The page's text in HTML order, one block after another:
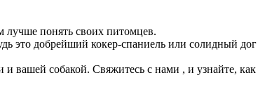
понять своих питомцев.
это добрейший кокер-спаниель или солидный
вашей собакой. Свяжитесь с нами , и узнайте,